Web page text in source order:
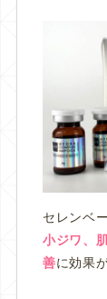
セレンベ
小ジワ、
善に効果